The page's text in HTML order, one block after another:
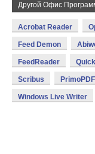
Другой Офис
Acrobat Reader
Feed Demon
FeedReader
Scribus PrimoPDF
Windows Live Writer